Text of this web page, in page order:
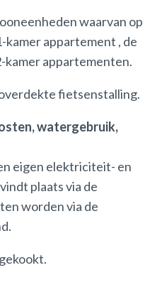
waarvan op
kamer appartement , de
kamer appartementen.
fietsenstalling.
watergebruik,
eigen elektriciteit- en
plaats via de
worden via de